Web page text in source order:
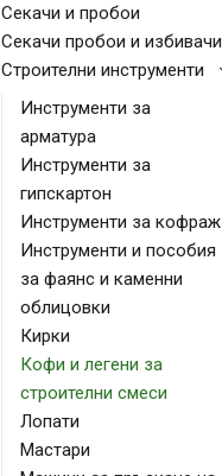
Секачи и пробои
Секачи пробои и избивачи
Строителни инструменти
Инструменти за
арматура
Инструменти за
гипскартон
Инструменти за кофраж
Инструменти и пособия
за фаянс и каменни
облицовки
Кирки
Кофи и легени за
строителни смеси
Лопати
Мастари